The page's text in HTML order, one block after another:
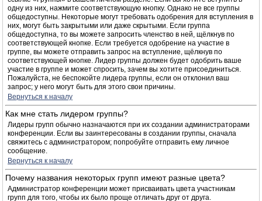
одну из них, нажмите соответствующую кнопку. Однако не все группы
общедоступны. Некоторые могут требовать одобрения для вступления в
них, могут быть закрытыми или даже скрытыми. Если группа
общедоступна, то вы можете запросить членство в ней, щёлкнув по
соответствующей кнопке. Если требуется одобрение на участие в
группе, вы можете отправить запрос на вступление, щёлкнув по
соответствующей кнопке. Лидер группы должен будет одобрить ваше
участие в группе и может спросить, зачем вы хотите присоединиться.
Пожалуйста, не беспокойте лидера группы, если он отклонил ваш
запрос; у него могут быть для этого свои причины.
Вернуться к началу
Как мне стать лидером группы?
Лидеры групп обычно назначаются при их создании администраторами
конференции. Если вы заинтересованы в создании группы, сначала
свяжитесь с администратором; попробуйте отправить ему личное
сообщение.
Вернуться к началу
Почему названия некоторых групп имеют разные цвета?
Администратор конференции может присваивать цвета участникам
групп для того, чтобы их было проще отличать друг от друга.